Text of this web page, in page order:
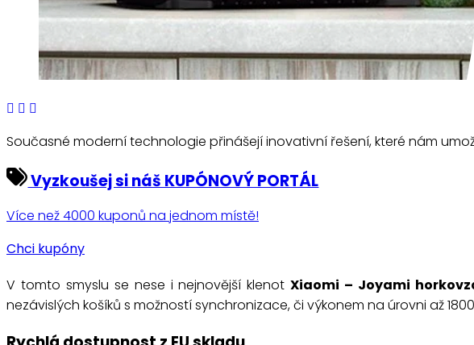
Současné moderní technologie přinášejí inovativní řešení, které nám
Vyzkoušej si náš KUPÓNOVÝ PORTÁL
Více než 4000 kuponů na jednom místě!
Chci kupóny
V tomto smyslu se nese i nejnovější klenotXiaomi – Joyami
nezávislých košíků s možností synchronizace, či výkonem na úrovni až